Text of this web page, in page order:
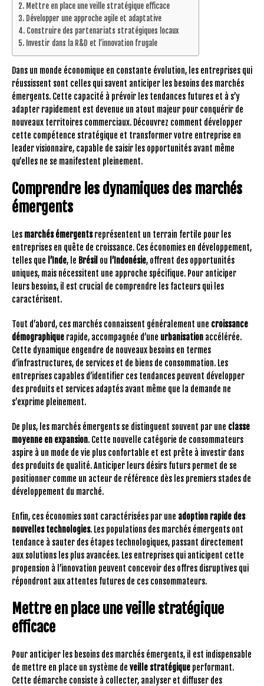
Mettre en place une veille stratégique efficace
Développer une approche agile et adaptative
Construire des partenariats stratégiques locaux
Investir dans la R&D et l’innovation frugale
Dans un monde économique en constante évolution, les entreprises qui
réussissent sont celles qui savent anticiper les besoins des marchés
émergents. Cette capacité à prévoir les tendances futures et à s’y
adapter rapidement est devenue un atout majeur pour conquérir de
nouveaux territoires commerciaux. Découvrez comment développer
cette compétence stratégique et transformer votre entreprise en
leader visionnaire, capable de saisir les opportunités avant même
qu’elles ne se manifestent pleinement.
Comprendre les dynamiques des marchés
émergents
Les marchés émergentsreprésentent un terrain fertile pour les
entreprises en quête de croissance. Ces économies en développement,
telles que l’Inde, le Brésil ou l’Indonésie, offrent des opportunités
uniques, mais nécessitent une approche spécifique. Pour anticiper
leurs besoins, il est crucial de comprendre les facteurs qui les
caractérisent.
Tout d’abord, ces marchés connaissent généralement une croissance
démographique rapide, accompagnée d’une urbanisation accélérée.
Cette dynamique engendre de nouveaux besoins en termes
d’infrastructures, de services et de biens de consommation. Les
entreprises capables d’identifier ces tendances peuvent développer
des produits et services adaptés avant même que la demande ne
s’exprime pleinement.
De plus, les marchés émergents se distinguent souvent par une classe
moyenne en expansion. Cette nouvelle catégorie de consommateurs
aspire à un mode de vie plus confortable et est prête à investir dans
des produits de qualité. Anticiper leurs désirs futurs permet de se
positionner comme un acteur de référence dès les premiers stades de
développement du marché.
Enfin, ces économies sont caractérisées par une adoption rapide des
nouvelles technologies. Les populations des marchés émergents ont
tendance à sauter des étapes technologiques, passant directement
aux solutions les plus avancées. Les entreprises qui anticipent cette
propension à l’innovation peuvent concevoir des offres disruptives qui
répondront aux attentes futures de ces consommateurs.
Mettre en place une veille stratégique
efficace
Pour anticiper les besoins des marchés émergents, il est indispensable
de mettre en place un système de veille stratégique performant.
Cette démarche consiste à collecter, analyser et diffuser des